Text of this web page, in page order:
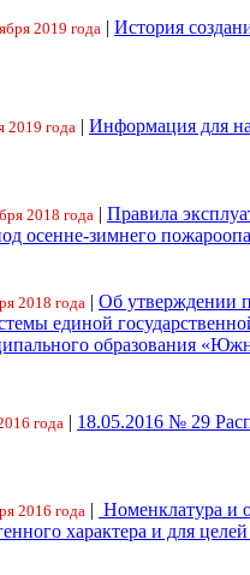
2019 года | История
2019 года | Информация для
2018 года | Правила
осенне-зимнего
2018 года | Об утверждении
единой
образования
года | 18.05.2016 № 29
2016 года | Номенклатура и
характера и для